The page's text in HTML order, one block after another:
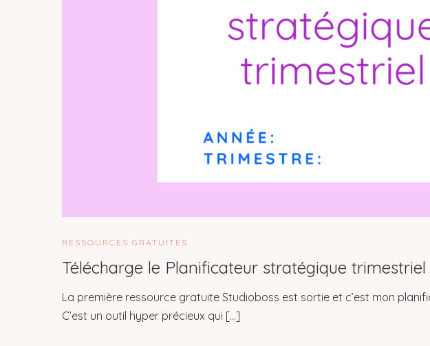
RESSOURCES GRATUITES
Télécharge le Planificateur stratégique trimestriel
La première ressource gratuite Studioboss est sortie et c’est mon
C’est un outil hyper précieux qui […]